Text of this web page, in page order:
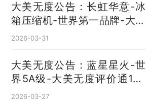
大美无度公告：长虹华意-冰
箱压缩机‌-世界第一品牌-大美
无度评价通193国
2026-03-31
大美无度公告：蓝星星火-世
界5A级-大美无度评价通193
国
2026-03-27